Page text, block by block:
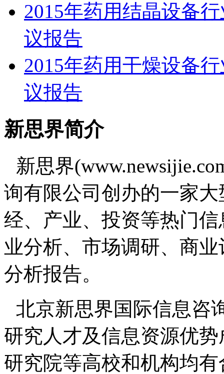
2015年药用结晶设备
议报告
2015年药用干燥设备
议报告
新思界简介
新思界
询有限公司创办的一家
经、产业、投资等热门
业分析、市场调研、商
分析报告。
北京新思界国际信息咨
研究人才及信息资源优
研究院等高校和机构均